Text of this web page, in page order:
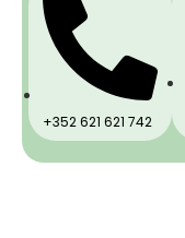
+352 621 621 742